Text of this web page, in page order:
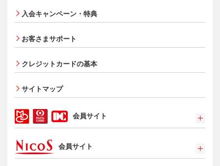
オンライン入会申し込みの流れ
追加できるカード・機能
UnionPay（銀聯）カード
ETCカード
エクスプレス予約サービス（プラスEX会員）
タッチ決済
入会キャンペーン・特典
お客さまサポート
クレジットカードの基本
サイトマップ
会員サイト
特典・サービス
選べるお支払方法
会員サイト